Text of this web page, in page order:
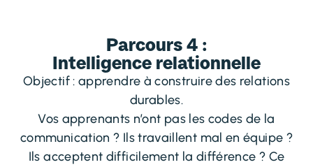
Parcours 4 :
Intelligence relationnelle
Objectif : apprendre à construire des relations
durables.
Vos apprenants n’ont pas les codes de la
communication ? Ils travaillent mal en équipe ?
Ils acceptent difficilement la différence ? Ce